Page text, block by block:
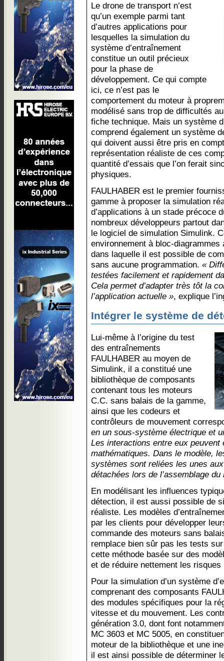
Le drone de transport n’est
qu’un exemple parmi tant
d’autres applications pour
lesquelles la simulation du
système d’entraînement
constitue un outil précieux
pour la phase de
développement. Ce qui compte
ici, ce n’est pas le
comportement du moteur à
modélisé sans trop de difficultés
fiche technique. Mais un système
comprend également un système
qui doivent aussi être pris en
représentation réaliste de ces
quantité d’essais que l’on ferait
physiques.
FAULHABER est le premier
gamme à proposer la simulation
d’applications à un stade précoce
nombreux développeurs partout
le logiciel de simulation Simulink.
environnement à bloc-
dans laquelle il est possible de
sans aucune programmation. «
testées facilement et rapidement
Cela permet d’adapter très tôt la
l’application actuelle », explique
Intégrer le système de
Lui-même à l’origine du test
des entraînements
FAULHABER au moyen de
Simulink, il a constitué une
bibliothèque de composants
contenant tous les moteurs
C.C. sans balais de la gamme,
ainsi que les codeurs et
contrôleurs de mouvement
en un sous-système électrique et
Les interactions entre eux
mathématiques. Dans le modèle,
systèmes sont reliées les unes
détachées lors de l’assemblage
En modélisant les influences
détection, il est aussi possible de
réaliste. Les modèles
par les clients pour développer
commande des moteurs sans
remplace bien sûr pas les tests
cette méthode basée sur des
et de réduire nettement les
Pour la simulation d’un système
comprenant des composants
des modules spécifiques pour la
vitesse et du mouvement. Les
génération 3.0, dont font
MC 3603 et MC 5005, en
moteur de la bibliothèque et une
il est ainsi possible de déterminer